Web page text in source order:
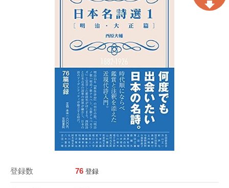
登録数 76 登録